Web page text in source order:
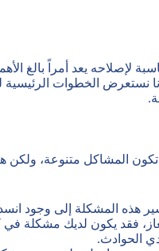
لإصلاحه يعد أمراً بالغ
نستعرض الخطوات الرئيسية
تكون المشاكل متنوعة، ولكن
هذه المشكلة إلى وجود
فقد يكون لديك مشكلة في
الحوادث.